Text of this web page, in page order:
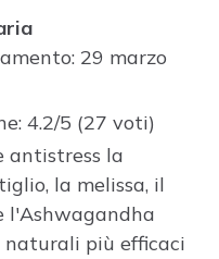
29 marzo
4.2/5 (27 voti)
antistress la
la melissa, il
l'Ashwagandha
più efficaci